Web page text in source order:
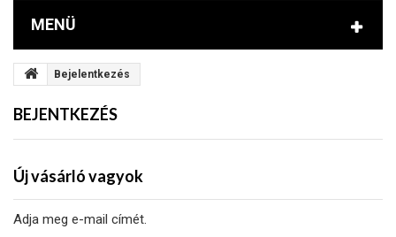
MENÜ
Bejelentkezés
BEJENTKEZÉS
Új vásárló vagyok
Adja meg e-mail címét.